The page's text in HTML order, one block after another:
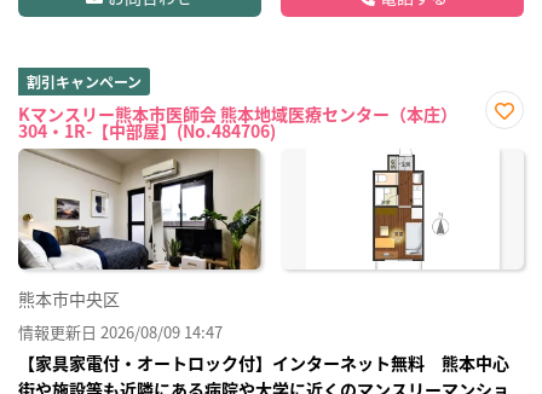
割引キャンペーン
Kマンスリー熊本市医師会 熊本地域医療センター（本庄）
304・1R-【中部屋】(No.484706)
に入
熊本市中央区
情報更新日 2026/08/09 14:47
【家具家電付・オートロック付】インターネット無料 熊本中心
街や施設等も近隣にある病院や大学に近くのマンスリーマンショ